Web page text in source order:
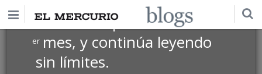
Suscríbete por $1 USD
ermes, y continúa leyendo
sin límites.